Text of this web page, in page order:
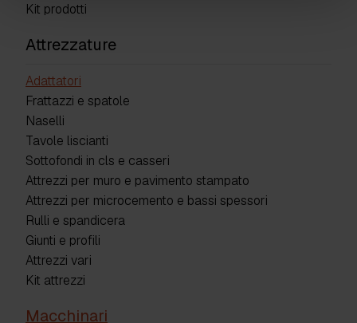
Kit prodotti
Attrezzature
Adattatori
Frattazzi e spatole
Naselli
Tavole liscianti
Sottofondi in cls e casseri
Attrezzi per muro e pavimento stampato
Attrezzi per microcemento e bassi spessori
Rulli e spandicera
Giunti e profili
Attrezzi vari
Kit attrezzi
Macchinari